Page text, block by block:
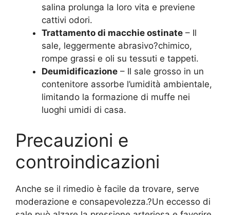
salina prolunga la loro vita e previene
cattivi odori.
Trattamento di macchie ostinate – Il
sale, leggermente abrasivo?chimico,
rompe grassi e oli su tessuti e tappeti.
Deumidificazione – Il sale grosso in un
contenitore assorbe l’umidità ambientale,
limitando la formazione di muffe nei
luoghi umidi di casa.
Precauzioni e
controindicazioni
Anche se il rimedio è facile da trovare, serve
moderazione e consapevolezza.?Un eccesso di